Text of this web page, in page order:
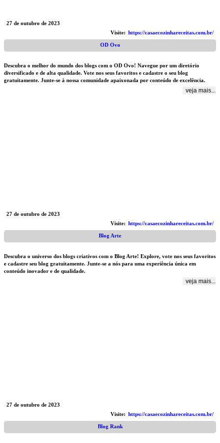
27 de outubro de 2023
Visite: https://casaecozinhareceitas.com.br/
OD Ovo
Descubra o melhor do mundo dos blogs com o OD Ovo! Navegue por um diretório
diversificado e de alta qualidade. Vote nos seus favoritos e cadastre o seu blog
gratuitamente. Junte-se à nossa comunidade apaixonada por conteúdo de excelência.
veja mais...
27 de outubro de 2023
Visite: https://casaecozinhareceitas.com.br/
Blog Arte
Descubra o universo dos blogs criativos com o Blog Arte! Explore, vote nos seus favoritos
e cadastre seu blog gratuitamente. Junte-se a nós para uma experiência única em
conteúdo inovador e de qualidade.
veja mais...
27 de outubro de 2023
Visite: https://casaecozinhareceitas.com.br/
Blog Rank